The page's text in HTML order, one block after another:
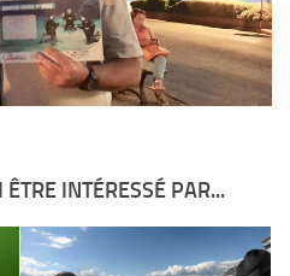
INTÉRESSÉ PAR...